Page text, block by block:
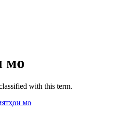
мо
with this term.